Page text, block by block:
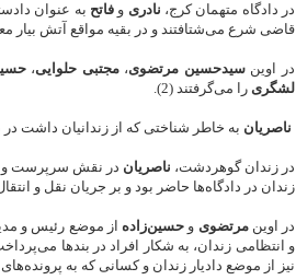
در دادگاه متهمان کرج، نادری و فاتح به عنوان
قاضی شرع می‌شتافتند و در بقیه‌ مواقع آتش بیار
در اوینسیدحسین مرتضوی،مجتبی حلوایی،
لشگری را می‌گرفتند (2).
ناصریان به خاطر شناختی که از زندانیان داشت
در زندان گوهردشت، ناصریان در نقش سرپرست و
زندان در دادگاه‌ها حاضر بود و بر جریان نقل و
در اوینمرتضوی و حسین‌زاده از موضع رئیس و
و انتظامی زندان، به شکار افراد در بندها
نیز از موضع دادیار زندان و کسانی که به